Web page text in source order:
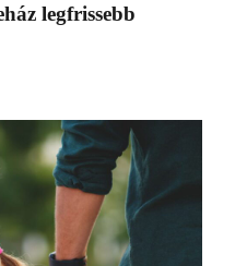
legfrissebb